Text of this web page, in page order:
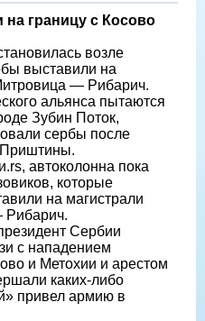
границу с Косово
возле
выставили на
— Рибарич.
альянса пытаются
Зубин Поток,
сербы после
Приштины.
автоколонна пока
которые
на магистрали
Рибарич.
Сербии
с нападением
и Метохии и арестом
каких-либо
привел армию в